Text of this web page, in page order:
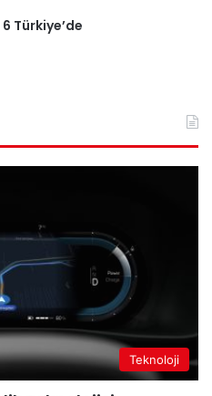
Türkiye’de
Teknoloji